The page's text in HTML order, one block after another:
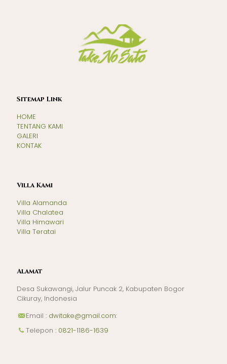
Sitemap Link
HOME
TENTANG KAMI
GALERI
KONTAK
Villa Kami
Villa Alamanda
Villa Chalatea
Villa Himawari
Villa Teratai
Alamat
Desa Sukawangi, Jalur Puncak 2, Kabupaten Bogor
Cikuray, Indonesia
Email : dwitake@gmail.com:
Telepon : 0821-1186-1639